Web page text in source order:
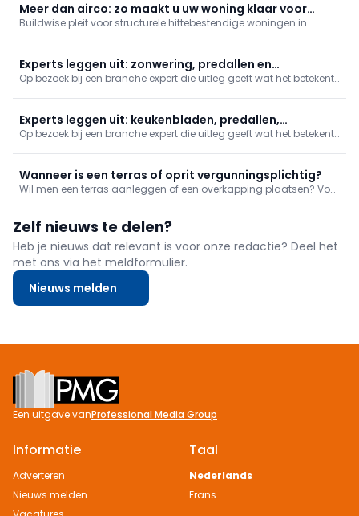
Meer dan airco: zo maakt u uw woning klaar voor
hittegolven
Buildwise pleit voor structurele hittebestendige woningen in
oververhitting. Houd overdag ramen dicht, ventileer ’s nachts.
Investeren nu verhoogt comfort en verlaagt koelbehoefte.
Experts leggen uit: zonwering, predallen en
dakdichting
Op bezoek bij een branche expert die uitleg geeft wat het betekent
Experts leggen uit: keukenbladen, predallen,
brandwerende deuren en zonwering
Op bezoek bij een branche expert die uitleg geeft wat het betekent
een zonweringexpert en tonen we hoe een brandwerende deu
Wanneer is een terras of oprit vergunningsplichtig?
Wil men een terras aanleggen of een overkapping plaatsen? Voor
vrijstellingen bestaan er? En waar moet u op letten bij
waterbeheer?
Zelf nieuws te delen?
Heb je nieuws dat relevant is voor onze redactie? Deel het
met ons via het meldformulier.
Nieuws melden
Footer
Een uitgave vanProfessional Media Group
Informatie
Adverteren
Nieuws melden
Taal
Nederlands
Frans